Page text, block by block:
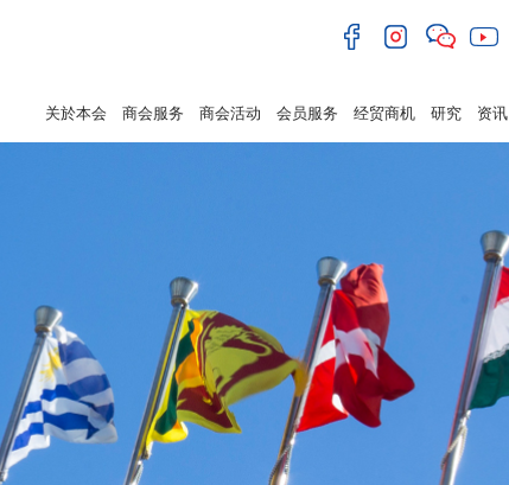
关於本会 商会服务 商会活动 会员服务 经贸商机 研究 资讯